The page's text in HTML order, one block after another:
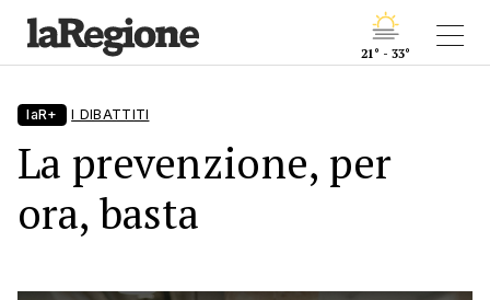
21° - 33°
laR+ I DIBATTITI
La prevenzione, per
ora, basta